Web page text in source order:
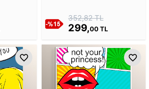
352,82 TL
299,00 TL